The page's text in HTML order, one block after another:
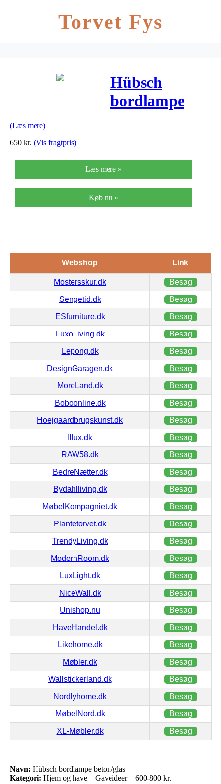
Torvet Fys
Hübsch
bordlampe
(Læs mere)
650 kr. (Vis fragtpris)
Læs mere »
Køb nu »
Webshop Link
Mostersskur.dk Besøg
Sengetid.dk Besøg
ESfurniture.dk Besøg
LuxoLiving.dk Besøg
Lepong.dk Besøg
DesignGaragen.dk Besøg
MoreLand.dk Besøg
Boboonline.dk Besøg
Hoejgaardbrugskunst.dk Besøg
Illux.dk Besøg
RAW58.dk Besøg
BedreNætter.dk Besøg
Bydahlliving.dk Besøg
MøbelKompagniet.dk Besøg
Plantetorvet.dk Besøg
TrendyLiving.dk Besøg
ModernRoom.dk Besøg
LuxLight.dk Besøg
NiceWall.dk Besøg
Unishop.nu Besøg
HaveHandel.dk Besøg
Likehome.dk Besøg
Møbler.dk Besøg
Wallstickerland.dk Besøg
Nordlyhome.dk Besøg
MøbelNord.dk Besøg
XL-Møbler.dk Besøg
Navn: Hübsch bordlampe beton/glas
Kategori: Hjem og have – Gaveideer – 600-800 kr. –